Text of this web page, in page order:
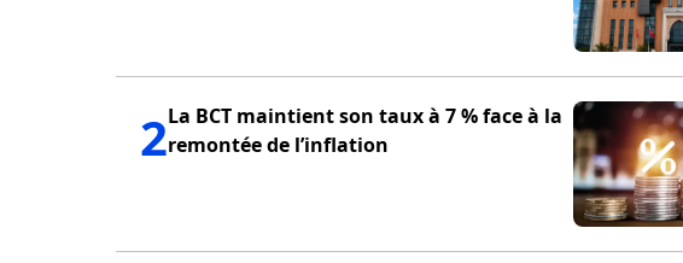
2La BCT maintient son taux à 7 % face à la
remontée de l’inflation